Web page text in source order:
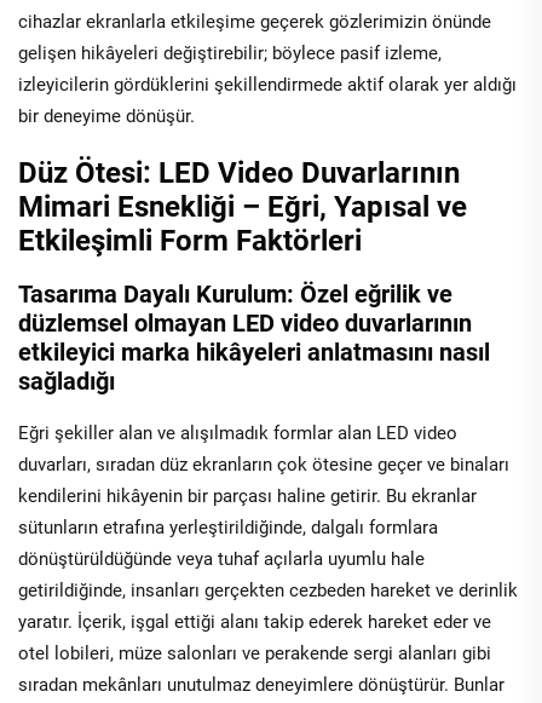
cihazlar ekranlarla etkileşime geçerek gözlerimizin önünde
gelişen hikâyeleri değiştirebilir; böylece pasif izleme,
izleyicilerin gördüklerini şekillendirmede aktif olarak yer aldığı
bir deneyime dönüşür.
Düz Ötesi: LED Video Duvarlarının
Mimari Esnekliği – Eğri, Yapısal ve
Etkileşimli Form Faktörleri
Tasarıma Dayalı Kurulum: Özel eğrilik ve
düzlemsel olmayan LED video duvarlarının
etkileyici marka hikâyeleri anlatmasını nasıl
sağladığı
Eğri şekiller alan ve alışılmadık formlar alan LED video
duvarları, sıradan düz ekranların çok ötesine geçer ve binaları
kendilerini hikâyenin bir parçası haline getirir. Bu ekranlar
sütunların etrafına yerleştirildiğinde, dalgalı formlara
dönüştürüldüğünde veya tuhaf açılarla uyumlu hale
getirildiğinde, insanları gerçekten cezbeden hareket ve derinlik
yaratır. İçerik, işgal ettiği alanı takip ederek hareket eder ve
otel lobileri, müze salonları ve perakende sergi alanları gibi
sıradan mekânları unutulmaz deneyimlere dönüştürür. Bunlar